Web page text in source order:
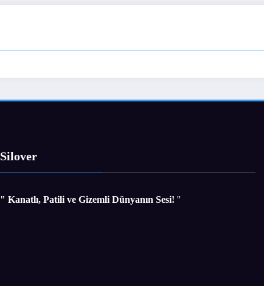
Silover
" Kanatlı, Patili ve Gizemli Dünyanın Sesi! ''